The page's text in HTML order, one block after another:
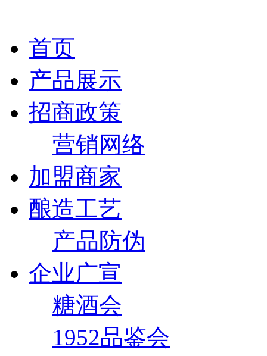
首页
产品展示
招商政策
营销网络
加盟商家
酿造工艺
产品防伪
企业广宣
糖酒会
1952品鉴会